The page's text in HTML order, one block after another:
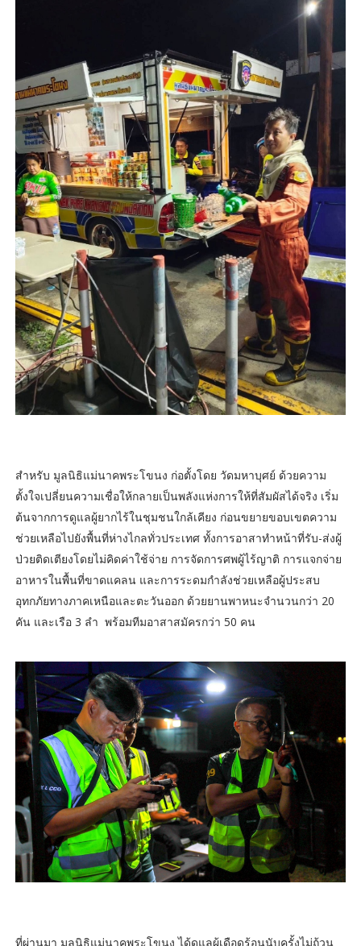
สำหรับ มูลนิธิแม่นาคพระโขนง ก่อตั้งโดย วัดมหาบุศย์ ด้วยความ
ตั้งใจเปลี่ยนความเชื่อให้กลายเป็นพลังแห่งการให้ที่สัมผัสได้จริง เริ่ม
ต้นจากการดูแลผู้ยากไร้ในชุมชนใกล้เคียง ก่อนขยายขอบเขตความ
ช่วยเหลือไปยังพื้นที่ห่างไกลทั่วประเทศ ทั้งการอาสาทำหน้าที่รับ-ส่งผู้
ป่วยติดเตียงโดยไม่คิดค่าใช้จ่าย การจัดการศพผู้ไร้ญาติ การแจกจ่าย
อาหารในพื้นที่ขาดแคลน และการระดมกำลังช่วยเหลือผู้ประสบ
อุทกภัยทางภาคเหนือและตะวันออก ด้วยยานพาหนะจำนวนกว่า 20
คัน และเรือ 3 ลำ พร้อมทีมอาสาสมัครกว่า 50 คน
ที่ผ่านมา มูลนิธิแม่นาคพระโขนง ได้ดูแลผู้เดือดร้อนนับครั้งไม่ถ้วน